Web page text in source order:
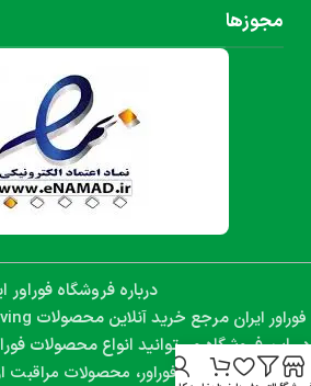
مجوزها
درباره فروشگاه فوراور
فوراور ایران مرجع خرید آنلاین محصولات
در این فروشگاه می‌توانید انواع محصولات
مکمل‌های غذایی فوراور، محصولات مراقبت